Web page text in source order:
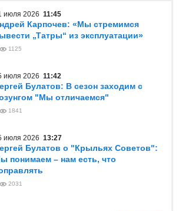
июля 2026 11:45
Карпочев: «Мы стремимся
„Татры“ из эксплуатации»
1125
июля 2026 11:42
Булатов: В сезон заходим с
"Мы отличаемся"
1841
июля 2026 13:27
Булатов о "Крыльях Советов":
понимаем – нам есть, что
2031